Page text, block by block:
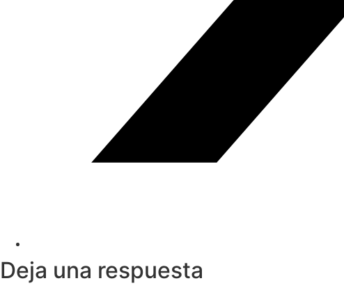
Deja una respuesta